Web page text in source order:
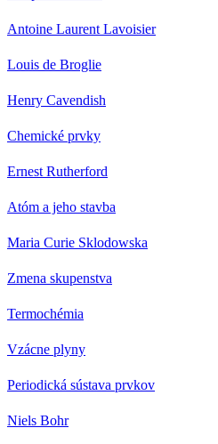
Antoine Laurent Lavoisier
Louis de Broglie
Henry Cavendish
Chemické prvky
Ernest Rutherford
Atóm a jeho stavba
Maria Curie Sklodowska
Zmena skupenstva
Termochémia
Vzácne plyny
Periodická sústava prvkov
Niels Bohr